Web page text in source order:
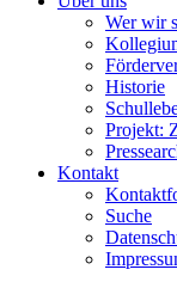
Wer wir
Historie
Projekt:
Kontakt
Suche